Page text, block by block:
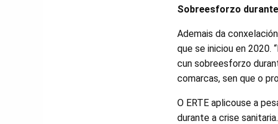
Sobreesforzo
Ademais da
que se iniciou en 2020.
cun sobreesforzo
comarcas, sen que o
O ERTE aplicouse a
durante a crise